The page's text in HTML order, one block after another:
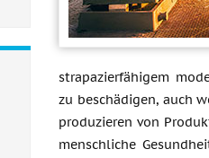
strapazierfähigem
zu beschädigen, auch
produzieren von
menschliche